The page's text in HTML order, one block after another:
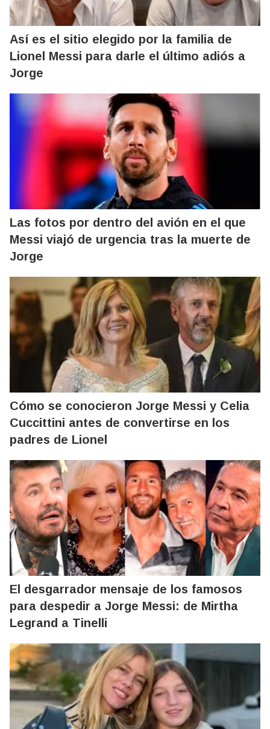
Así es el sitio elegido por la familia de
Lionel Messi para darle el último adiós a
Jorge
Las fotos por dentro del avión en el que
Messi viajó de urgencia tras la muerte de
Jorge
Cómo se conocieron Jorge Messi y Celia
Cuccittini antes de convertirse en los
padres de Lionel
El desgarrador mensaje de los famosos
para despedir a Jorge Messi: de Mirtha
Legrand a Tinelli